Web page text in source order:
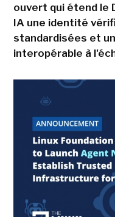
ouvert qui étend le
IA une identité
standardisées et
interopérable à